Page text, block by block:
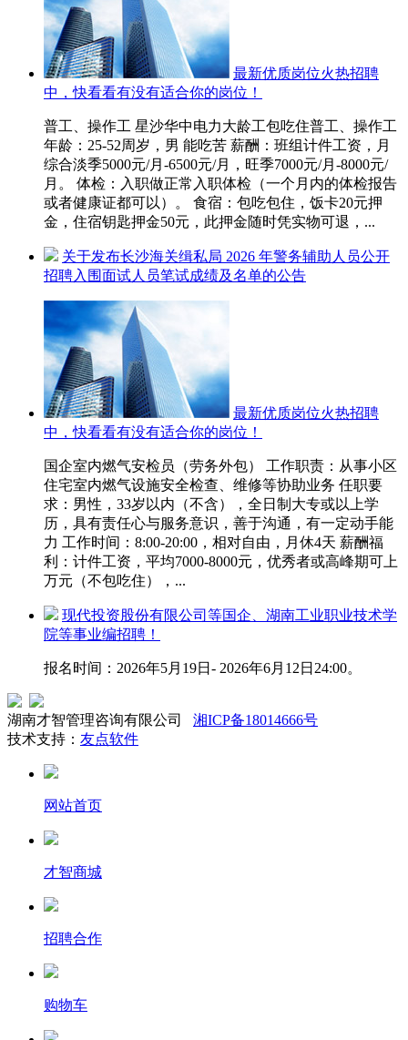
最新优质岗位火热招聘
中，快看看有没有适合你的岗位！
普工、操作工 星沙华中电力大龄工包吃住普工、操作工
年龄：25-52周岁，男 能吃苦 薪酬：班组计件工资，月
综合淡季5000元/月-6500元/月，旺季7000元/月-8000元/
月。 体检：入职做正常入职体检（一个月内的体检报告
或者健康证都可以）。 食宿：包吃包住，饭卡20元押
金，住宿钥匙押金50元，此押金随时凭实物可退，...
关于发布长沙海关缉私局 2026 年警务辅助人员公开
招聘入围面试人员笔试成绩及名单的公告
最新优质岗位火热招聘
中，快看看有没有适合你的岗位！
国企室内燃气安检员（劳务外包） 工作职责：从事小区
住宅室内燃气设施安全检查、维修等协助业务 任职要
求：男性，33岁以内（不含），全日制大专或以上学
历，具有责任心与服务意识，善于沟通，有一定动手能
力 工作时间：8:00-20:00，相对自由，月休4天 薪酬福
利：计件工资，平均7000-8000元，优秀者或高峰期可上
万元（不包吃住），...
现代投资股份有限公司等国企、湖南工业职业技术学
院等事业编招聘！
报名时间：2026年5月19日- 2026年6月12日24:00。
湖南才智管理咨询有限公司 湘ICP备18014666号
技术支持： 友点软件
网站首页
才智商城
招聘合作
购物车